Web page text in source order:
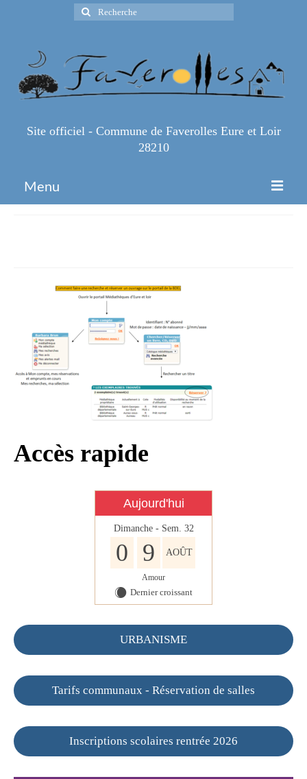
Rechercher
:
Site officiel - Commune de Faverolles Eure et Loir
28210
Menu
Infos règlementaires
Contact et horaires
Mon village
Mes démarches
Faverolles Infos – Format
numérique
Séjourner à Faverolles
Nos Partenaires
Accès rapide
Aujourd'hui
Dimanche - Sem. 32
0 9 AOÛT
Amour
X Dernier croissant
URBANISME
Tarifs communaux - Réservation de salles
Inscriptions scolaires rentrée 2026